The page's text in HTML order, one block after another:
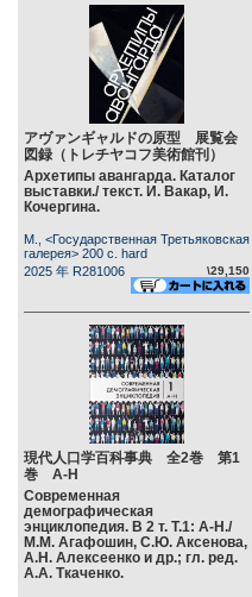
アヴァンギャルドの原型 展覧会
図録（トレチヤコフ美術館刊）
Архетипы авангарда. Каталог
выставки./ текст. И. Вакар, И.
Кочергина.
М., <Государственная Третьяковская
галерея> 200 c. hard
2025 年 R281006
\29,150
現代人口学百科事典 全2巻 第1
巻 А-Н
Современная
демографическая
энциклопедия. В 2 т. Т.1: А-Н./
М.М. Агафошин, С.Ю. Аксенова,
А.Н. Алексеенко и др.; гл. ред.
А.А. Ткаченко.